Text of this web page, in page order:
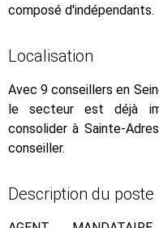
composé d'indépendants.
Localisation
Avec 9 conseillers en
le secteur est déjà
consolider à Sainte-
conseiller.
Description du poste